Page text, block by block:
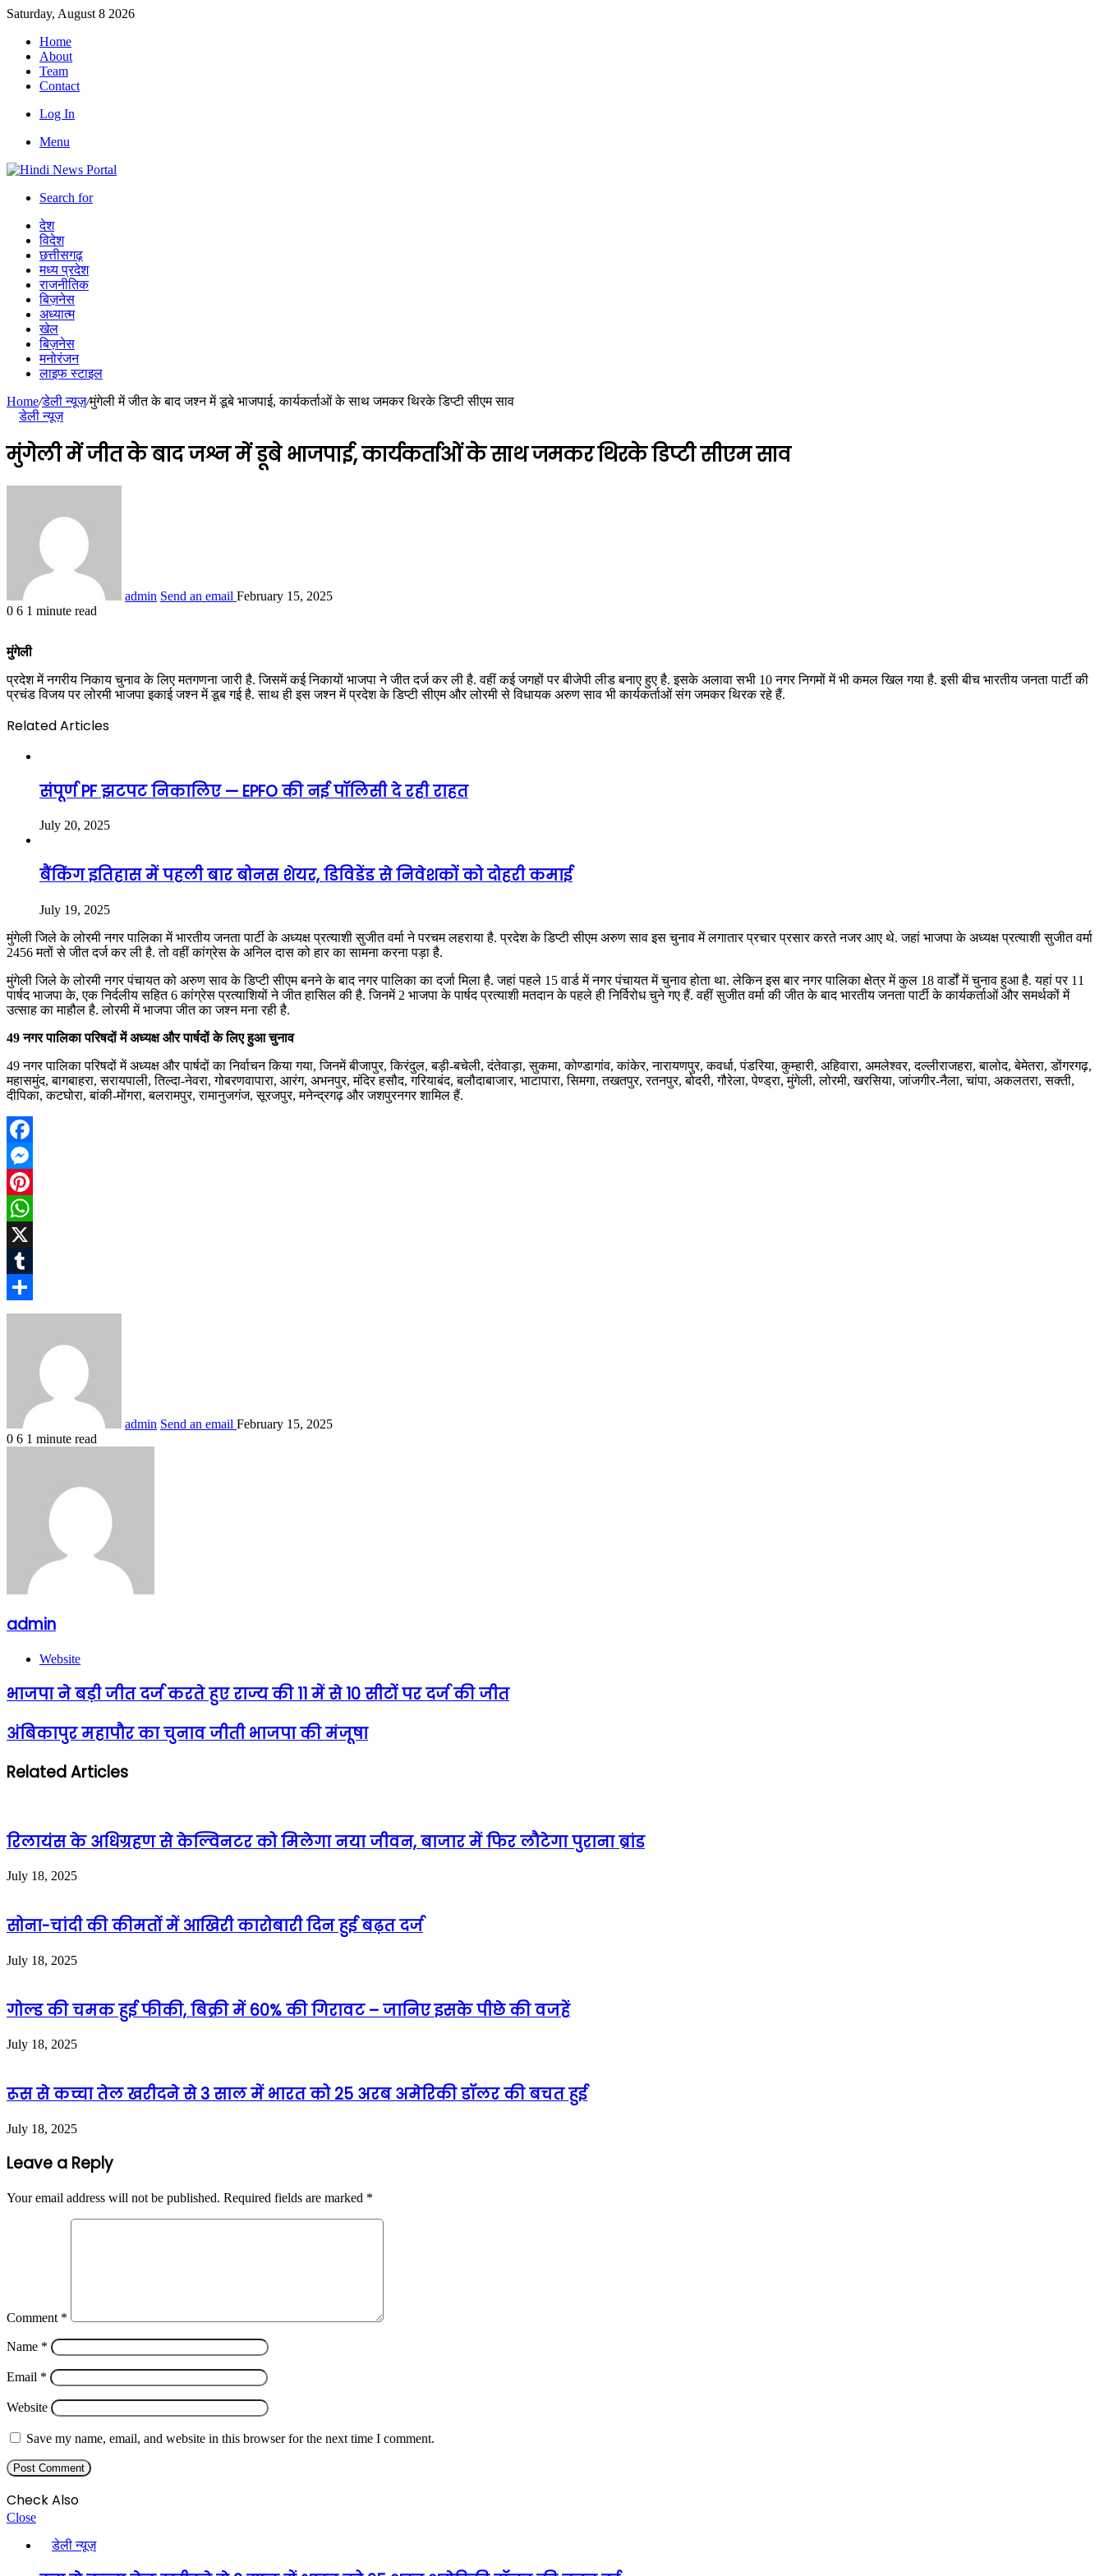
Saturday, August 8 2026
Home
About
Team
Contact
Log In
Menu
Search for
देश
विदेश
छत्तीसगढ़
मध्य प्रदेश
राजनीतिक
बिज़नेस
अध्यात्म
खेल
बिज़नेस
मनोरंजन
लाइफ स्टाइल
Home/डेली न्यूज़/मुंगेली में जीत के बाद जश्न में डूबे भाजपाई, कार्यकर्ताओं के साथ जमकर थिरके डिप्टी सीएम साव
डेली न्यूज़
मुंगेली में जीत के बाद जश्न में डूबे भाजपाई, कार्यकर्ताओं के साथ जमकर थिरके डिप्टी सीएम साव
admin Send an email February 15, 2025
0 6 1 minute read
मुंगेली
प्रदेश में नगरीय निकाय चुनाव के लिए मतगणना जारी है. जिसमें कई निकायों भाजपा ने जीत दर्ज कर ली है. वहीं कई जगहों पर बीजेपी लीड बनाए हुए है. इसके अलावा सभी 10 नगर निगमों में भी कमल खिल गया है. इसी बीच भारतीय जनता पार्टी की
प्रचंड विजय पर लोरमी भाजपा इकाई जश्न में डूब गई है. साथ ही इस जश्न में प्रदेश के डिप्टी सीएम और लोरमी से विधायक अरुण साव भी कार्यकर्ताओं संग जमकर थिरक रहे हैं.
Related Articles
संपूर्ण PF झटपट निकालिए — EPFO की नई पॉलिसी दे रही राहत
July 20, 2025
बैंकिंग इतिहास में पहली बार बोनस शेयर, डिविडेंड से निवेशकों को दोहरी कमाई
July 19, 2025
मुंगेली जिले के लोरमी नगर पालिका में भारतीय जनता पार्टी के अध्यक्ष प्रत्याशी सुजीत वर्मा ने परचम लहराया है. प्रदेश के डिप्टी सीएम अरुण साव इस चुनाव में लगातार प्रचार प्रसार करते नजर आए थे. जहां भाजपा के अध्यक्ष प्रत्याशी सुजीत वर्मा
2456 मतों से जीत दर्ज कर ली है. तो वहीं कांग्रेस के अनिल दास को हार का सामना करना पड़ा है.
मुंगेली जिले के लोरमी नगर पंचायत को अरुण साव के डिप्टी सीएम बनने के बाद नगर पालिका का दर्जा मिला है. जहां पहले 15 वार्ड में नगर पंचायत में चुनाव होता था. लेकिन इस बार नगर पालिका क्षेत्र में कुल 18 वार्डों में चुनाव हुआ है. यहां पर 11
पार्षद भाजपा के, एक निर्दलीय सहित 6 कांग्रेस प्रत्याशियों ने जीत हासिल की है. जिनमें 2 भाजपा के पार्षद प्रत्याशी मतदान के पहले ही निर्विरोध चुने गए हैं. वहीं सुजीत वर्मा की जीत के बाद भारतीय जनता पार्टी के कार्यकर्ताओं और समर्थकों में
उत्साह का माहौल है. लोरमी में भाजपा जीत का जश्न मना रही है.
49 नगर पालिका परिषदों में अध्यक्ष और पार्षदों के लिए हुआ चुनाव
49 नगर पालिका परिषदों में अध्यक्ष और पार्षदों का निर्वाचन किया गया, जिनमें बीजापुर, किरंदुल, बड़ी-बचेली, दंतेवाड़ा, सुकमा, कोण्डागांव, कांकेर, नारायणपुर, कवर्धा, पंडरिया, कुम्हारी, अहिवारा, अमलेश्वर, दल्लीराजहरा, बालोद, बेमेतरा, डोंगरगढ़,
महासमुंद, बागबाहरा, सरायपाली, तिल्दा-नेवरा, गोबरणवापारा, आरंग, अभनपुर, मंदिर हसौद, गरियाबंद, बलौदाबाजार, भाटापारा, सिमगा, तखतपुर, रतनपुर, बोदरी, गौरेला, पेण्ड्रा, मुंगेली, लोरमी, खरसिया, जांजगीर-नैला, चांपा, अकलतरा, सक्ती,
दीपिका, कटघोरा, बांकी-मोंगरा, बलरामपुर, रामानुजगंज, सूरजपुर, मनेन्द्रगढ़ और जशपुरनगर शामिल हैं.
Facebook
Messenger
Pinterest
WhatsApp
X
Tumblr
Share
admin Send an email February 15, 2025
0 6 1 minute read
admin
Website
भाजपा ने बड़ी जीत दर्ज करते हुए राज्य की 11 में से 10 सीटों पर दर्ज की जीत
अंबिकापुर महापौर का चुनाव जीती भाजपा की मंजूषा
Related Articles
रिलायंस के अधिग्रहण से केल्विनटर को मिलेगा नया जीवन, बाजार में फिर लौटेगा पुराना ब्रांड
July 18, 2025
सोना-चांदी की कीमतों में आखिरी कारोबारी दिन हुई बढ़त दर्ज
July 18, 2025
गोल्ड की चमक हुई फीकी, बिक्री में 60% की गिरावट – जानिए इसके पीछे की वजहें
July 18, 2025
रूस से कच्चा तेल खरीदने से 3 साल में भारत को 25 अरब अमेरिकी डॉलर की बचत हुई
July 18, 2025
Leave a Reply
Your email address will not be published. Required fields are marked *
Comment *
Name *
Email *
Website
Save my name, email, and website in this browser for the next time I comment.
Check Also
Close
डेली न्यूज़